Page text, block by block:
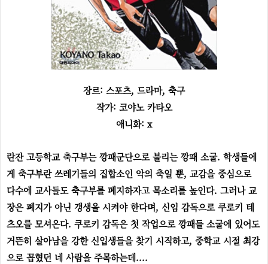
장르: 스포츠, 드라마, 축구
작가: 코야노 카타오
애니화: x
란잔 고등학교 축구부는 깡패군단으로 불리는 깡패 소굴. 학생들에
게 축구부란 쓰레기들의 집합소인 악의 축일 뿐, 교감을 중심으로
다수에 교사들도 축구부를 폐지하자고 목소리를 높인다. 그러나 교
장은 폐지가 아닌 갱생을 시켜야 한다며, 신임 감독으로 쿠로키 테
츠오를 모셔온다. 쿠로키 감독은 첫 작업으로 깡패들 소굴에 있어도
거뜬히 살아남을 강한 신입생들을 찾기 시직하고, 중학교 시절 최강
으로 꼽혔던 네 사람을 주목하는데....